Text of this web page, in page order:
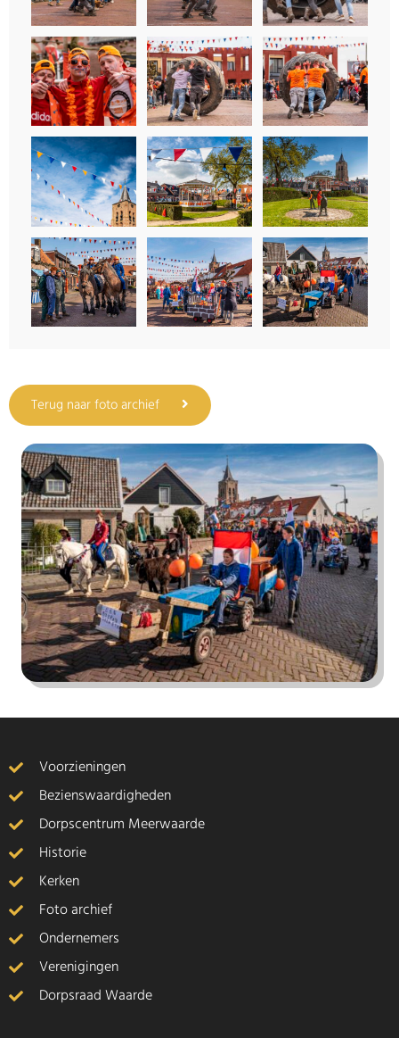
Terug naar foto archief
Voorzieningen
Bezienswaardigheden
Dorpscentrum Meerwaarde
Historie
Kerken
Foto archief
Ondernemers
Verenigingen
Dorpsraad Waarde